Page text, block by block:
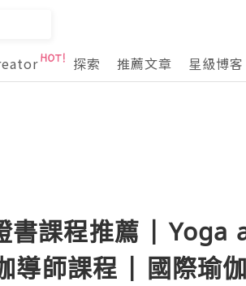
探索 推薦文章 星級博客
書課程推薦 | Yoga
導師課程 | 國際瑜